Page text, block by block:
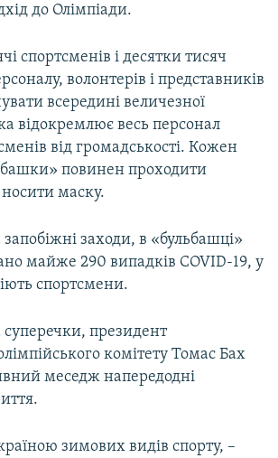
до Олімпіади.
спортсменів і десятки тисяч
волонтерів і представників
всередині величезної
відокремлює весь персонал
від громадськості. Кожен
повинен проходити
маску.
заходи, в «бульбашці»
майже 290 випадків COVID-19, у
спортсмени.
президент
комітету Томас Бах
меседж напередодні
зимових видів спорту, –